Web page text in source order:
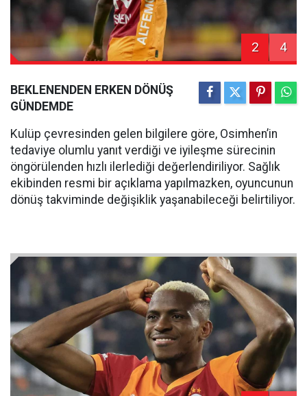
2 4
BEKLENENDEN ERKEN DÖNÜŞ
GÜNDEMDE
Kulüp çevresinden gelen bilgilere göre, Osimhen’in
tedaviye olumlu yanıt verdiği ve iyileşme sürecinin
öngörülenden hızlı ilerlediği değerlendiriliyor. Sağlık
ekibinden resmi bir açıklama yapılmazken, oyuncunun
dönüş takviminde değişiklik yaşanabileceği belirtiliyor.